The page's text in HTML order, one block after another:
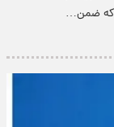
که ضمن…